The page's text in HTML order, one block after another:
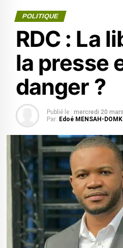
POLITIQUE
RDC : La
la presse
danger ?
Publié le : mercredi 20
Par: Edoé MENSAH-